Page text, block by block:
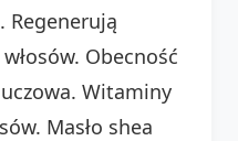
Regenerują
Obecność
Witaminy
Masło shea